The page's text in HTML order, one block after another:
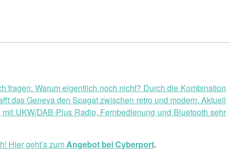
fragen: Warum eigentlich noch nicht? Durch die Kombination
das Geneva den Spagat zwischen retro und modern. Aktuell
UKW/DAB-Plus Radio, Fernbedienung und Bluetooth sehr
Hier geht’s zumAngebot bei Cyberport.